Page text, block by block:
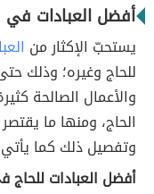
أفضل العبادات
يستحبّ الإكثار من
للحاج وغيره؛ وذلك
والأعمال الصالحة
الحاج، ومنها ما
وتفصيل ذلك كما
أفضل العبادات